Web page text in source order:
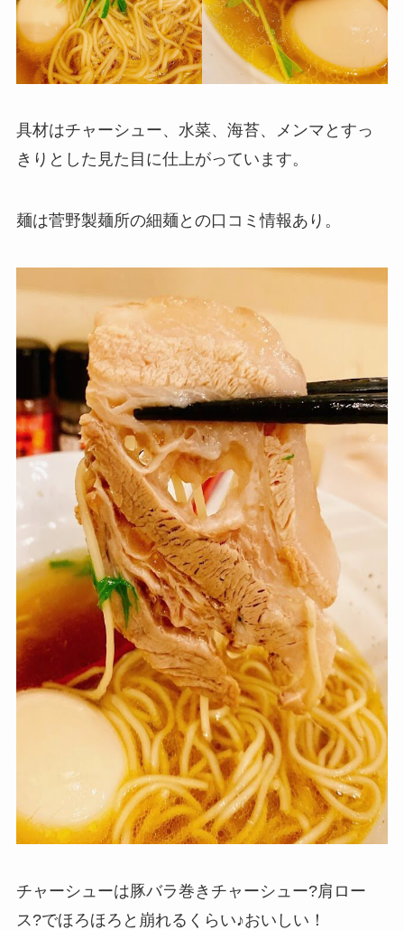
具材はチャーシュー、水菜、海苔、メンマとすっ
きりとした見た目に仕上がっています。
麺は菅野製麺所の細麺との口コミ情報あり。
チャーシューは豚バラ巻きチャーシュー?肩ロー
ス?でほろほろと崩れるくらい♪おいしい！